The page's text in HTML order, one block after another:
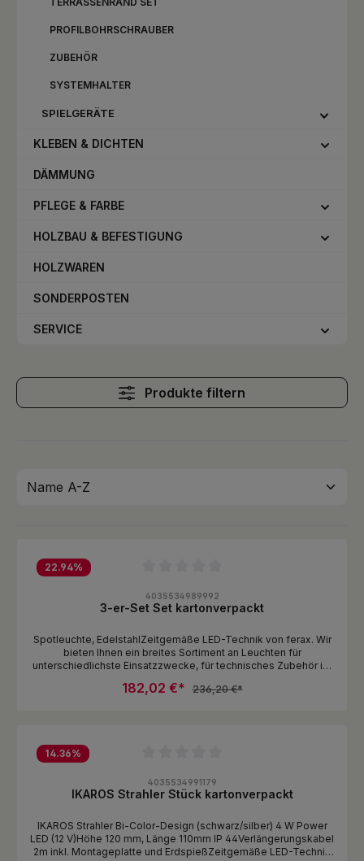
PROFILBOHRSCHRAUBER
ZUBEHÖR
SYSTEMHALTER
SPIELGERÄTE
KLEBEN & DICHTEN
DÄMMUNG
PFLEGE & FARBE
HOLZBAU & BEFESTIGUNG
HOLZWAREN
SONDERPOSTEN
SERVICE
Produkte filtern
22.94%
4035534989992
3-er-Set Set kartonverpackt
Spotleuchte, EdelstahlZeitgemäße LED-Technik von ferax. Wir
bieten Ihnen ein breites Sortiment an Leuchten für
unterschiedlichste Einsatzzwecke, für technisches Zubehör ist
182,02 €* 236,20 €*
14.36%
4035534991179
IKAROS Strahler Stück kartonverpackt
IKAROS Strahler Bi-Color-Design (schwarz/silber) 4 W Power
LED (12 V)Höhe 120 mm, Länge 110mm IP 44Verlängerungskabel
2m inkl. Montageplatte und ErdspießZeitgemäße LED-Technik